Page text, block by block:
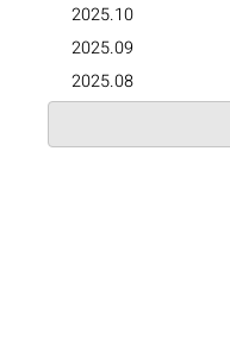
2025.10
2025.09
2025.08